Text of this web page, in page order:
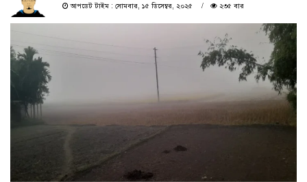
আপডেট টাইম : সোমবার, ১৫ ডিসেম্বর, ২০২৫
২৩৫ বার